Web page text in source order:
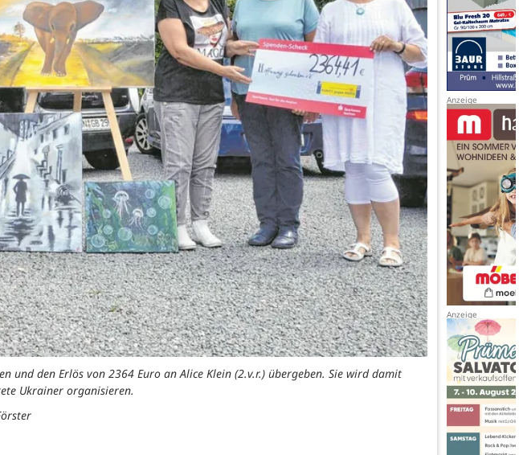
und den Erlös von 2364 Euro an Alice Klein (2.v.r.) übergeben. Sie wird damit
Ukrainer organisieren.